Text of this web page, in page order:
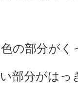
色の部分が
はっきり